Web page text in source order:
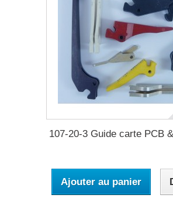
107-20-3 Guide carte PCB
Ajouter au panier